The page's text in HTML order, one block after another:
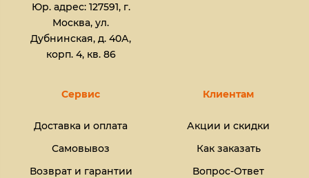
Юр. адрес: 127591, г.
Москва, ул.
Дубнинская, д. 40А,
корп. 4, кв. 86
Сервис
Доставка и оплата
Самовывоз
Возврат и гарантии
Клиентам
Акции и скидки
Как заказать
Вопрос-Ответ